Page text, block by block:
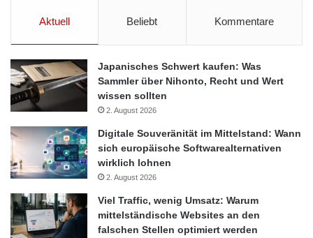
Aktuell Beliebt Kommentare
Japanisches Schwert kaufen: Was
Sammler über Nihonto, Recht und Wert
wissen sollten
2. August 2026
Digitale Souveränität im Mittelstand: Wann
sich europäische Softwarealternativen
wirklich lohnen
2. August 2026
Viel Traffic, wenig Umsatz: Warum
mittelständische Websites an den
falschen Stellen optimiert werden